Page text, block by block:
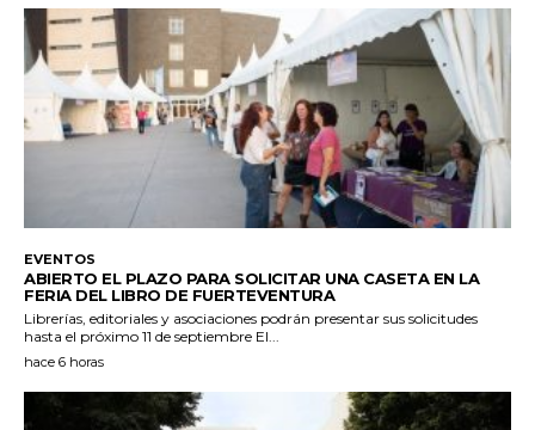
EVENTOS
ABIERTO EL PLAZO PARA SOLICITAR UNA CASETA EN LA
FERIA DEL LIBRO DE FUERTEVENTURA
Librerías, editoriales y asociaciones podrán presentar sus solicitudes
hasta el próximo 11 de septiembre El...
hace 6 horas